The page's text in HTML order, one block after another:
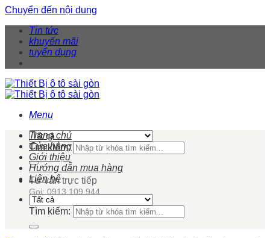
Chuyển đến nội dung
Tin tức
khuyến mãi
tuyển dụng
Menu
Tìm kiếm:
Tư vấn trực tiếp
Gọi: 0913 109 944
Trang chủ
Cửa hàng
Giới thiệu
Hướng dẫn mua hàng
Liên hệ
Tìm kiếm: